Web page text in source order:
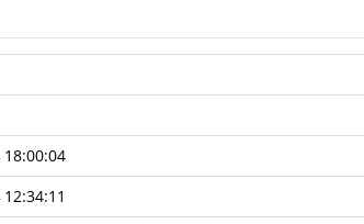
18:00:04